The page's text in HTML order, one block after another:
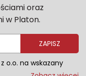
oraz
w Platon.
ZAPISZ
o.o. na wskazany
marketingowe